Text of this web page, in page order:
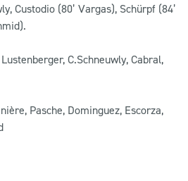
Custodio (80’ Vargas), Schürpf (84’
C.Schneuwly, Cabral,
Pasche, Dominguez, Escorza,